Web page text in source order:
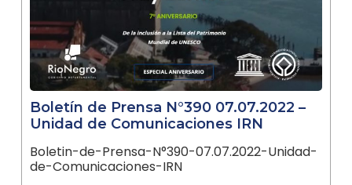
Boletín de Prensa N°390 07.07.2022 –
Unidad de Comunicaciones IRN
Boletin-de-Prensa-N°390-07.07.2022-Unidad-
de-Comunicaciones-IRN